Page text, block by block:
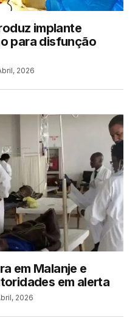
implante
para disfunção
2026
em Malanje e
em alerta
2026